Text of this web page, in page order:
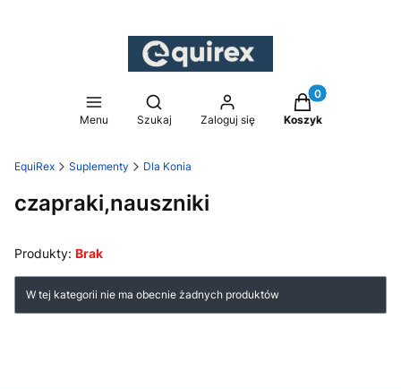
Menu
Otwórz wyszukiwarkę
Szukaj Zaloguj się
Produkty w
Koszyk
EquiRex Suplementy Dla Konia
czapraki,nauszniki
Produkty: Brak
Lista produktów
W tej kategorii nie ma obecnie żadnych produktów